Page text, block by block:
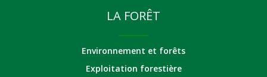
LA FORÊT
Environnement et forêts
Exploitation forestière